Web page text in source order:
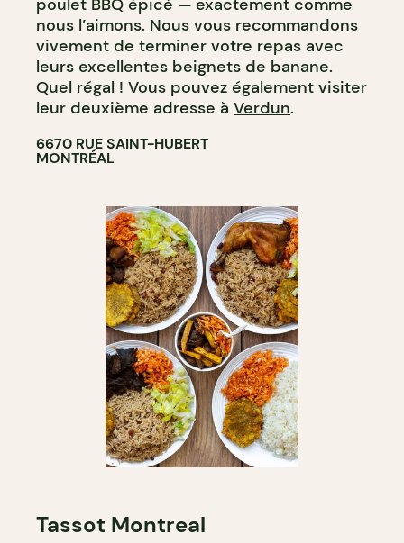
poulet BBQ épicé — exactement comme
nous l’aimons. Nous vous recommandons
vivement de terminer votre repas avec
leurs excellentes beignets de banane.
Quel régal ! Vous pouvez également visiter
leur deuxième adresse à Verdun.
6670 RUE SAINT-HUBERT
MONTRÉAL
Tassot Montreal